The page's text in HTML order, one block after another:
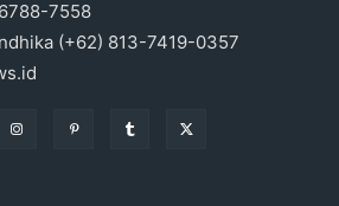
7558
(+62) 813-7419-0357